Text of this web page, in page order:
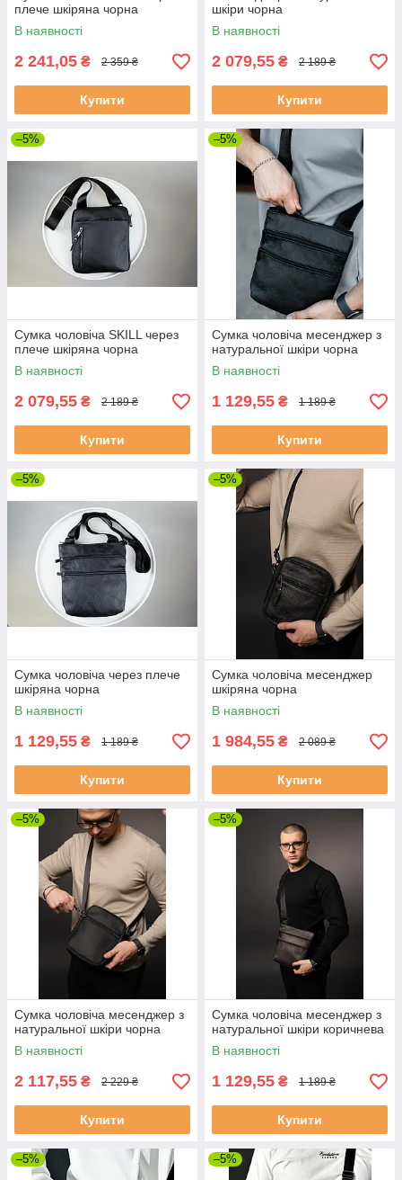
плече шкіряна чорна
В наявності
2 241,05 ₴ 2 359 ₴
Купити
шкіри чорна
В наявності
2 079,55 ₴ 2 189 ₴
Купити
–5%
Сумка чоловіча SKILL через
плече шкіряна чорна
В наявності
2 079,55 ₴ 2 189 ₴
Купити
–5%
Сумка чоловіча месенджер з
натуральної шкіри чорна
В наявності
1 129,55 ₴ 1 189 ₴
Купити
–5%
Сумка чоловіча через плече
шкіряна чорна
В наявності
1 129,55 ₴ 1 189 ₴
Купити
–5%
Сумка чоловіча месенджер
шкіряна чорна
В наявності
1 984,55 ₴ 2 089 ₴
Купити
–5%
Сумка чоловіча месенджер з
натуральної шкіри чорна
В наявності
2 117,55 ₴ 2 229 ₴
Купити
–5%
Сумка чоловіча месенджер з
натуральної шкіри коричнева
В наявності
1 129,55 ₴ 1 189 ₴
Купити
–5% –5%